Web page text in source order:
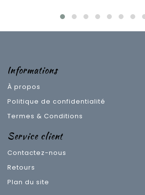
Informations
À propos
Politique de confidentialité
Termes & Conditions
Service client
Contactez-nous
Retours
Plan du site